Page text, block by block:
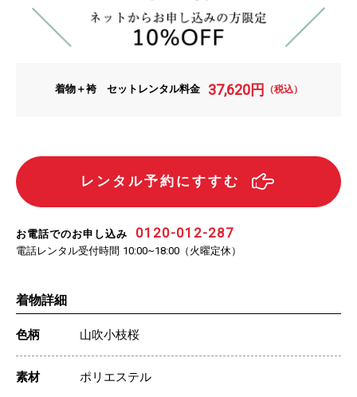
着物＋袴 セットレンタル料金 37,620円 （税込）
レンタル予約にすすむ
お電話でのお申し込み 0120-012-287
電話レンタル受付時間 10:00~18:00 （火曜定休）
着物詳細
色柄 山吹小枝桜
素材 ポリエステル